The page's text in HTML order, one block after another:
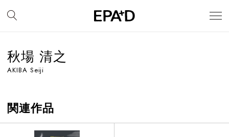
秋場 清之
AKIBA Seiji
関連作品